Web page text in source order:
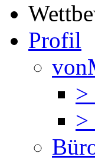
Profil
>
>